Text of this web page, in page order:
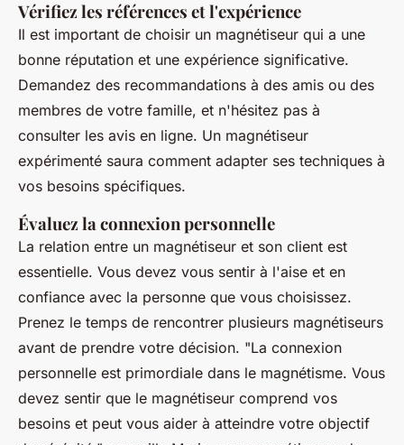
Vérifiez les références et l'expérience
Il est important de choisir un magnétiseur qui a une
bonne réputation et une expérience significative.
Demandez des recommandations à des amis ou des
membres de votre famille, et n'hésitez pas à
consulter les avis en ligne. Un magnétiseur
expérimenté saura comment adapter ses techniques à
vos besoins spécifiques.
Évaluez la connexion personnelle
La relation entre un magnétiseur et son client est
essentielle. Vous devez vous sentir à l'aise et en
confiance avec la personne que vous choisissez.
Prenez le temps de rencontrer plusieurs magnétiseurs
avant de prendre votre décision. "La connexion
personnelle est primordiale dans le magnétisme. Vous
devez sentir que le magnétiseur comprend vos
besoins et peut vous aider à atteindre votre objectif